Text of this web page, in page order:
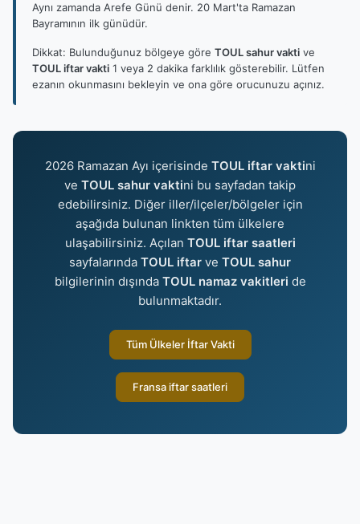
Aynı zamanda Arefe Günü denir. 20 Mart'ta Ramazan
Bayramının ilk günüdür.
Dikkat: Bulunduğunuz bölgeye göre TOUL sahur vakti ve
TOUL iftar vakti 1 veya 2 dakika farklılık gösterebilir. Lütfen
ezanın okunmasını bekleyin ve ona göre orucunuzu açınız.
2026 Ramazan Ayı içerisinde TOUL iftar vaktini
ve TOUL sahur vaktini bu sayfadan takip
edebilirsiniz. Diğer iller/ilçeler/bölgeler için
aşağıda bulunan linkten tüm ülkelere
ulaşabilirsiniz. Açılan TOUL iftar saatleri
sayfalarında TOUL iftar ve TOUL sahur
bilgilerinin dışında TOUL namaz vakitleri de
bulunmaktadır.
Tüm Ülkeler İftar Vakti
Fransa iftar saatleri